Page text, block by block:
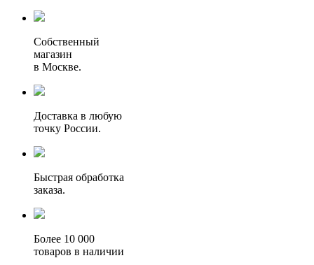
Собственный
магазин
в Москве.
Доставка в любую
точку России.
Быстрая обработка
заказа.
Более 10 000
товаров в наличии